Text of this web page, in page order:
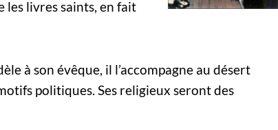
les livres saints, en fait
à son évêque, il l’accompagne au désert
politiques. Ses religieux seront des